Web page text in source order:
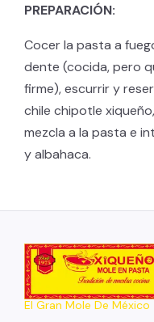
PREPARACIÓN:
Cocer la pasta a
dente (cocida, pero
firme), escurrir y
chile chipotle
mezcla a la pasta e
y albahaca.
El Gran Mole De México